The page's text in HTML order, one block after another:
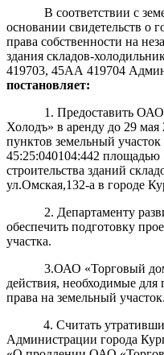
В соответствии с
основании свидетельств о
права собственности на
здания складов-
419703, 45АА 419704
постановляет:
1. Предоставить
Холодъ» в аренду до 29 мая
пунктов земельный
45:25:040104:442 площадью
строительства зданий
ул.Омская,132-а в городе
2. Департаменту
обеспечить подготовку
участка.
3.ОАО «Торговый
действия, необходимые для
права на земельный участок.
4. Считать
Администрации города